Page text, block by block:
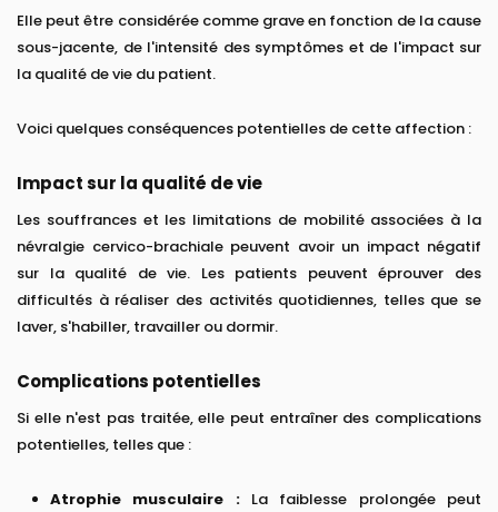
Elle peut être considérée comme grave en fonction de la cause
sous-jacente, de l'intensité des symptômes et de l'impact sur
la qualité de vie du patient.
Voici quelques conséquences potentielles de cette affection :
Impact sur la qualité de vie
Les souffrances et les limitations de mobilité associées à la
névralgie cervico-brachiale peuvent avoir un impact négatif
sur la qualité de vie. Les patients peuvent éprouver des
difficultés à réaliser des activités quotidiennes, telles que se
laver, s'habiller, travailler ou dormir.
Complications potentielles
Si elle n'est pas traitée, elle peut entraîner des complications
potentielles, telles que :
Atrophie musculaire :La faiblesse prolongée peut